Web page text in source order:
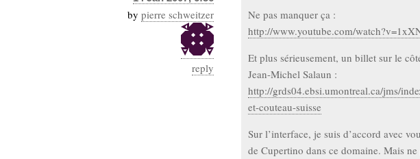
by pierre schweitzer
reply
Ne pas manquer ça :
http://www.youtube.com/
Et plus sérieusement, un billet sur le
Jean-Michel Salaun :
http://grds04.ebsi.umontreal.ca/jms/
et-couteau-suisse
Sur l’interface, je suis d’accord avec
de Cupertino dans ce domaine. Mais